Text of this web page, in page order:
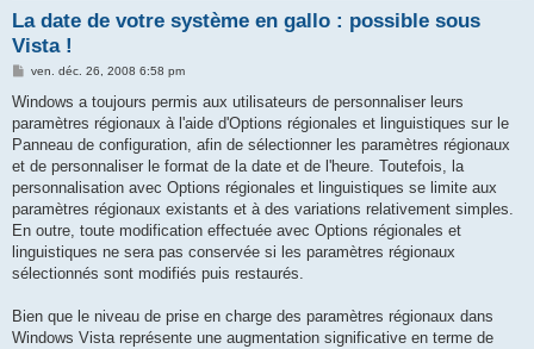
La date de votre système en gallo : possible sous
Vista !
M
s
a
g
ven. déc. 26, 2008 6:58 pm
Windows a toujours permis aux utilisateurs de personnaliser leurs
paramètres régionaux à l'aide d'Options régionales et linguistiques sur le
Panneau de configuration, afin de sélectionner les paramètres régionaux
et de personnaliser le format de la date et de l'heure. Toutefois, la
personnalisation avec Options régionales et linguistiques se limite aux
paramètres régionaux existants et à des variations relativement simples.
En outre, toute modification effectuée avec Options régionales et
linguistiques ne sera pas conservée si les paramètres régionaux
sélectionnés sont modifiés puis restaurés.
Bien que le niveau de prise en charge des paramètres régionaux dans
Windows Vista représente une augmentation significative en terme de